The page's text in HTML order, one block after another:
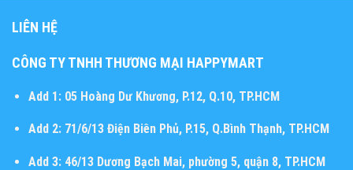
LIÊN HỆ
CÔNG TY TNHH THƯƠNG MẠI HAPPYMART
Add 1:05 Hoàng Dư Khương, P.12, Q.10, TP.HCM
Add 2:71/6/13 Điện Biên Phủ, P.15, Q.Bình Thạnh, TP.HCM
Add 3:46/13 Dương Bạch Mai, phường 5, quận 8, TP.HCM